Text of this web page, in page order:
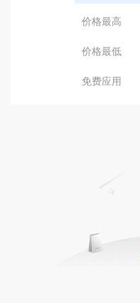
价格最高
价格最低
免费应用